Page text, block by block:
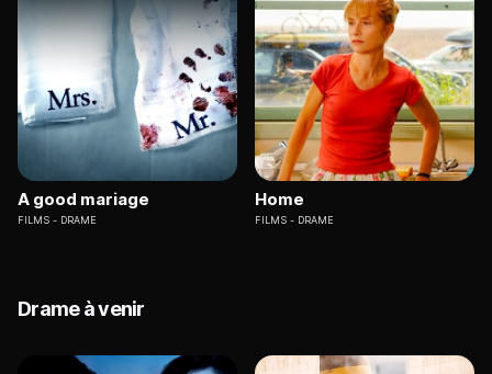
A good mariage
FILMS DRAME
Home
FILMS DRAME
Drame à venir